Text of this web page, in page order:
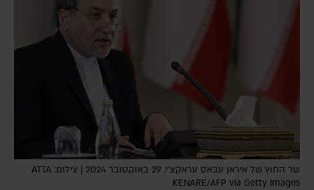
שר החוץ של איראן עבאס עראקצ'י, 29 באוקטובר 2024 | צילום: ATTA
KENARE/AFP via Getty Images